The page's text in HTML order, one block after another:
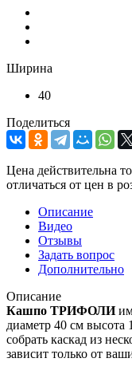
Ширина
40
Поделиться
Цена действительна
отличаться от цен в
Описание
Видео
Отзывы
Задать вопрос
Дополнительно
Описание
Кашпо ТРИФОЛИ
диаметр 40 см
собрать каскад из
зависит только от